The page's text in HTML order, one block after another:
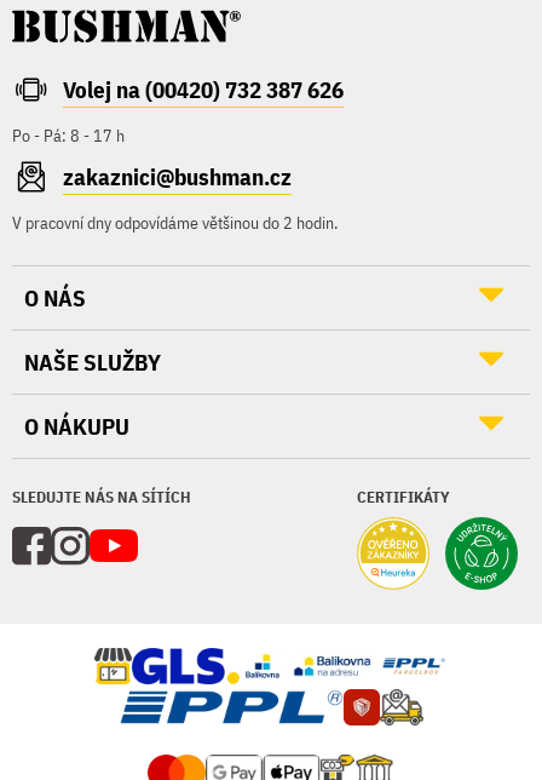
Volej na (00420) 732 387 626
Po - Pá: 8 - 17 h
zakaznici@bushman.cz
V pracovní dny odpovídáme většinou do 2 hodin.
SLEDUJTE NÁS NA SÍTÍCH CERTIFIKÁTY
O NÁS
NAŠE SLUŽBY
O NÁKUPU